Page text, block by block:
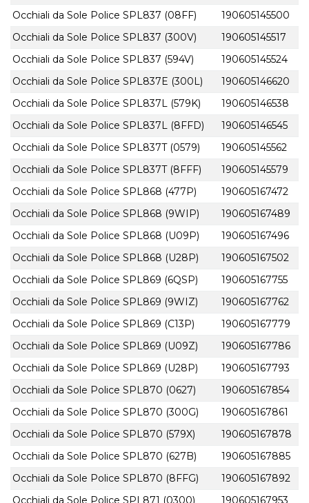
Occhiali da Sole Police SPL837 (08FF)
190605145500
Occhiali da Sole Police SPL837 (300V)
190605145517
Occhiali da Sole Police SPL837 (594V)
190605145524
Occhiali da Sole Police SPL837E (300L)
190605146620
Occhiali da Sole Police SPL837L (579K)
190605146538
Occhiali da Sole Police SPL837L (8FFD)
190605146545
Occhiali da Sole Police SPL837T (0579)
190605145562
Occhiali da Sole Police SPL837T (8FFF)
190605145579
Occhiali da Sole Police SPL868 (477P)
190605167472
Occhiali da Sole Police SPL868 (9WIP)
190605167489
Occhiali da Sole Police SPL868 (U09P)
190605167496
Occhiali da Sole Police SPL868 (U28P)
190605167502
Occhiali da Sole Police SPL869 (6QSP)
190605167755
Occhiali da Sole Police SPL869 (9WIZ)
190605167762
Occhiali da Sole Police SPL869 (C13P)
190605167779
Occhiali da Sole Police SPL869 (U09Z)
190605167786
Occhiali da Sole Police SPL869 (U28P)
190605167793
Occhiali da Sole Police SPL870 (0627)
190605167854
Occhiali da Sole Police SPL870 (300G)
190605167861
Occhiali da Sole Police SPL870 (579X)
190605167878
Occhiali da Sole Police SPL870 (627B)
190605167885
Occhiali da Sole Police SPL870 (8FFG)
190605167892
Occhiali da Sole Police SPL871 (0300)
190605167953